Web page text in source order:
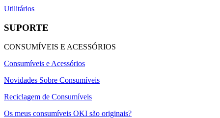
Utilitários
SUPORTE
CONSUMÍVEIS E ACESSÓRIOS
Consumíveis e Acessórios
Novidades Sobre Consumíveis
Reciclagem de Consumíveis
Os meus consumíveis OKI são originais?